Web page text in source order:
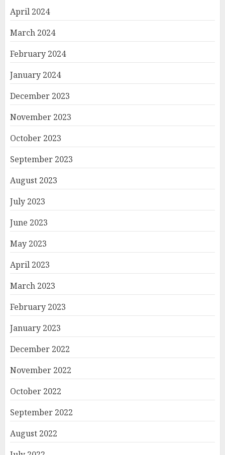
April 2024
March 2024
February 2024
January 2024
December 2023
November 2023
October 2023
September 2023
August 2023
July 2023
June 2023
May 2023
April 2023
March 2023
February 2023
January 2023
December 2022
November 2022
October 2022
September 2022
August 2022